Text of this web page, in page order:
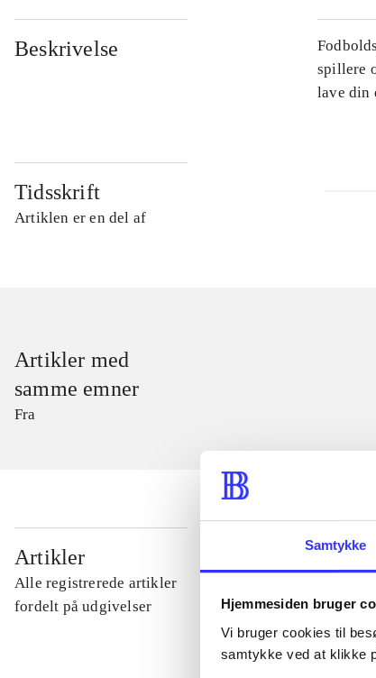
Samtykke
Hjemmesiden bruger
Vi bruger cookies til
samtykke ved at klikke
Beskrivelse
spillere
lave din
Tidsskrift
Artiklen er en del af
Artikler med
samme emner
Fra
Artikler
Alle registrerede artikler
fordelt på udgivelser
...
...
...